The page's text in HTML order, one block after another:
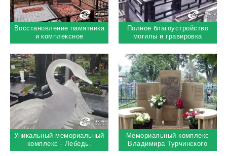
Восстановление памятника
и комплексное
благоустройство старого
места захоронения
Полное благоустройство
могилы и гравировка
портрета с фоном
Уникальный мемориальный
комплекс - Лебедь.
Троекуровское кладбище
Мемориальный комплекс
Владимира Турчинского